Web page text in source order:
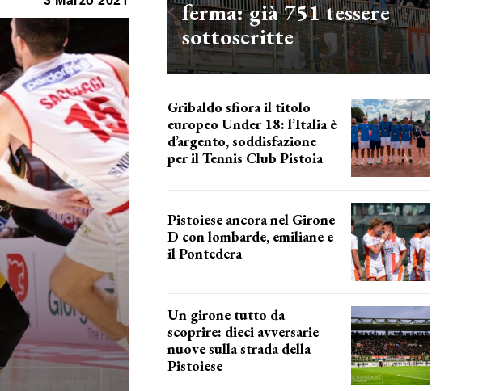
ferma: già 751 tessere
sottoscritte
Gribaldo sfiora il titolo
europeo Under 18: l’Italia è
d’argento, soddisfazione
per il Tennis Club Pistoia
Pistoiese ancora nel Girone
D con lombarde, emiliane e
il Pontedera
Un girone tutto da
scoprire: dieci avversarie
nuove sulla strada della
Pistoiese